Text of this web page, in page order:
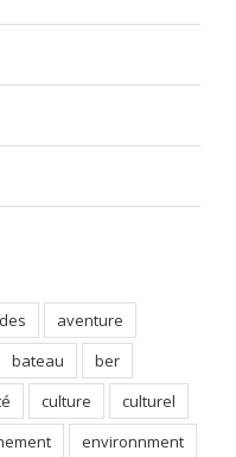
aventure
bateau
ber
culture
culturel
environnment